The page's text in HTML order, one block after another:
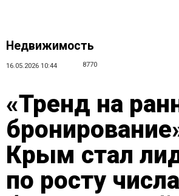
Недвижимость
16.05.2026 10:44 8770
«Тренд на
Крым стал
по росту числа